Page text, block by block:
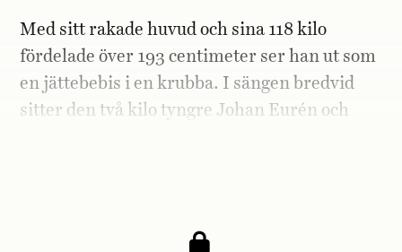
Med sitt rakade huvud och sina 118 kilo
fördelade över 193 centimeter ser han ut som
en jättebebis i en krubba. I sängen bredvid
sitter den två kilo tyngre Johan Eurén och